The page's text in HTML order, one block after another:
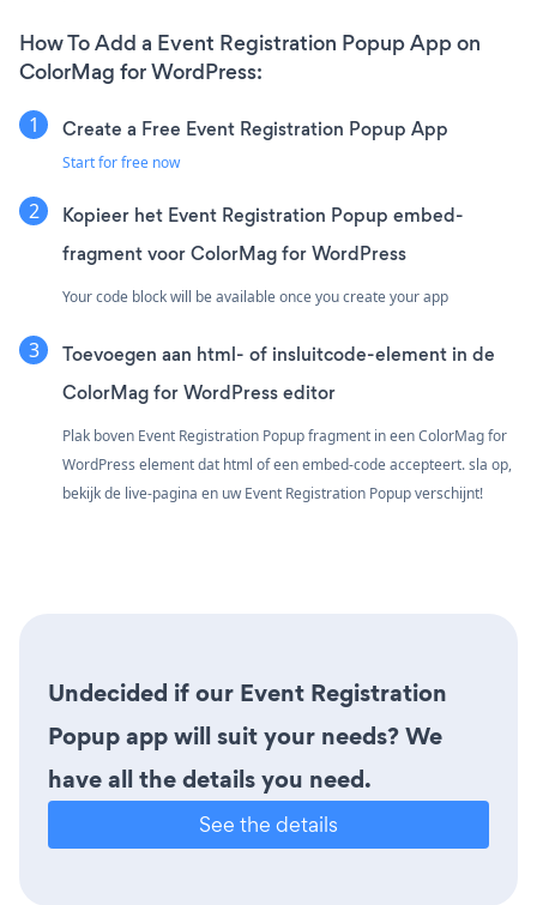
How To Add a Event Registration Popup App on
ColorMag for WordPress:
Create a Free Event Registration Popup App
Start for free now
Kopieer het Event Registration Popup embed-
fragment voor ColorMag for WordPress
Your code block will be available once you create your app
Toevoegen aan html- of insluitcode-element in de
ColorMag for WordPress editor
Plak boven Event Registration Popup fragment in een ColorMag for
WordPress element dat html of een embed-code accepteert. sla op,
bekijk de live-pagina en uw Event Registration Popup verschijnt!
Undecided if our Event Registration
Popup app will suit your needs? We
have all the details you need.
See the details